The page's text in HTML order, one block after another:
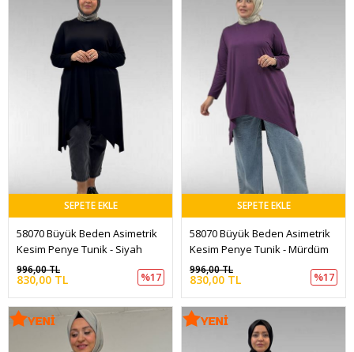
SEPETE EKLE
58070 Büyük Beden Asimetrik
Kesim Penye Tunik - Siyah
830,00 TL
996,00 TL
%17
SEPETE EKLE
58070 Büyük Beden Asimetrik
Kesim Penye Tunik - Mürdüm
830,00 TL
996,00 TL
%17